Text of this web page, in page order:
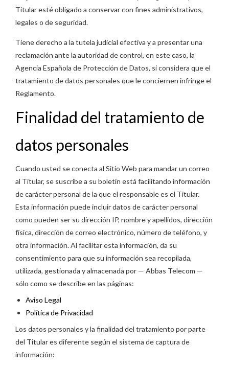
Titular esté obligado a conservar con fines administrativos,
legales o de seguridad.
Tiene derecho a la tutela judicial efectiva y a presentar una
reclamación ante la autoridad de control, en este caso, la
Agencia Española de Protección de Datos, si considera que el
tratamiento de datos personales que le conciernen infringe el
Reglamento.
Finalidad del tratamiento de
datos personales
Cuando usted se conecta al Sitio Web para mandar un correo
al Titular, se suscribe a su boletín está facilitando información
de carácter personal de la que el responsable es el Titular.
Esta información puede incluir datos de carácter personal
como pueden ser su dirección IP, nombre y apellidos, dirección
física, dirección de correo electrónico, número de teléfono, y
otra información. Al facilitar esta información, da su
consentimiento para que su información sea recopilada,
utilizada, gestionada y almacenada por — Abbas Telecom —
sólo como se describe en las páginas:
Aviso Legal
Política de Privacidad
Los datos personales y la finalidad del tratamiento por parte
del Titular es diferente según el sistema de captura de
información: